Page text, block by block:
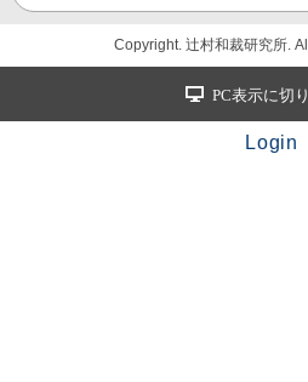
Copyright. 辻村和裁研究所.
PC表示に切
Login